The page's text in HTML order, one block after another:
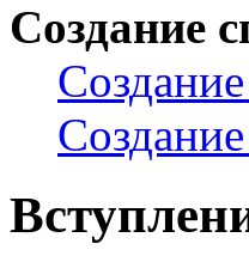
Создание